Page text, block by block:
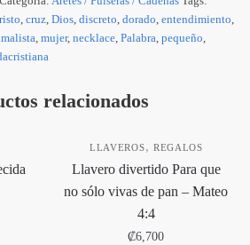
cruz Dios discreto dorado entendimiento
mujer, necklace Palabra pequeño
relacionados
LLAVEROS, REGALOS
Llavero divertido Para que
no sólo vivas de pan – Mateo
4:4
₡6,700